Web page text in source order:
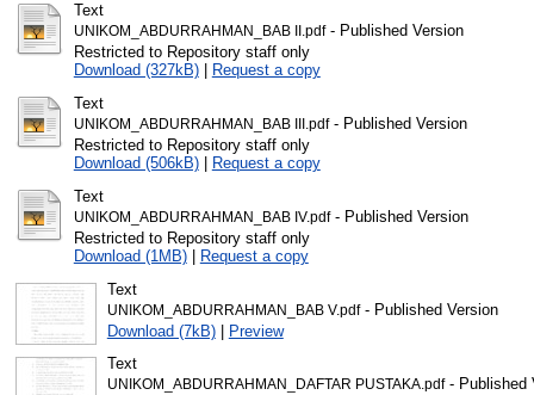
Text
UNIKOM_ABDURRAHMAN_BAB II.pdf- Published Version
Restricted to Repository staff only
Download (327kB)|
Request a copy
Text
UNIKOM_ABDURRAHMAN_BAB III.pdf- Published Version
Restricted to Repository staff only
Download (506kB)|
Request a copy
Text
UNIKOM_ABDURRAHMAN_BAB IV.pdf- Published Version
Restricted to Repository staff only
Download (1MB)|
Request a copy
Text
UNIKOM_ABDURRAHMAN_BAB V.pdf- Published Version
Download (7kB)| Preview
Text
UNIKOM_ABDURRAHMAN_DAFTAR PUSTAKA.pdf- Published